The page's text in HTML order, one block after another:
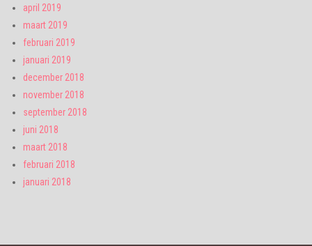
april 2019
maart 2019
februari 2019
januari 2019
december 2018
november 2018
september 2018
juni 2018
maart 2018
februari 2018
januari 2018